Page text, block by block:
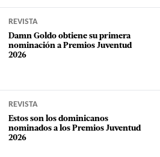
REVISTA
Damn Goldo obtiene su primera
nominación a Premios Juventud
2026
REVISTA
Estos son los dominicanos
nominados a los Premios Juventud
2026